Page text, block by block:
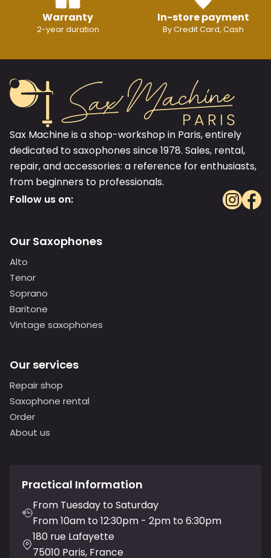
Warranty
2-year duration
In-store payment
By Credit Card, Cash
Sax Machine is a shop-workshop in Paris, entirely
dedicated to saxophones since 1978. Sales, rental,
repair, and accessories: a reference for enthusiasts,
from beginners to professionals.
Follow us on:
Our Saxophones
Alto
Tenor
Soprano
Baritone
Vintage saxophones
Our services
Repair shop
Saxophone rental
Order
About us
Practical Information
From Tuesday to Saturday
From 10am to 12:30pm - 2pm to 6:30pm
180 rue Lafayette
75010 Paris, France